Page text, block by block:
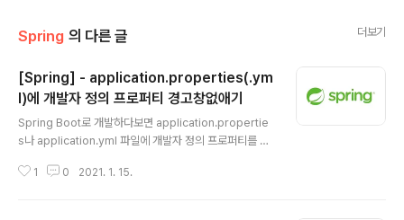
Spring 의 다른 글 더보기
[Spring] - application.properties(.ym
l)에 개발자 정의 프로퍼티 경고창없애기
Spring Boot로 개발하다보면 application.propertie
s나 application.yml 파일에 개발자 정의 프로퍼티를 추
경우 왼쪽에 노란색 전구모양의 경고가 뜨게되는데 정상작
1 0 2021. 1. 15.